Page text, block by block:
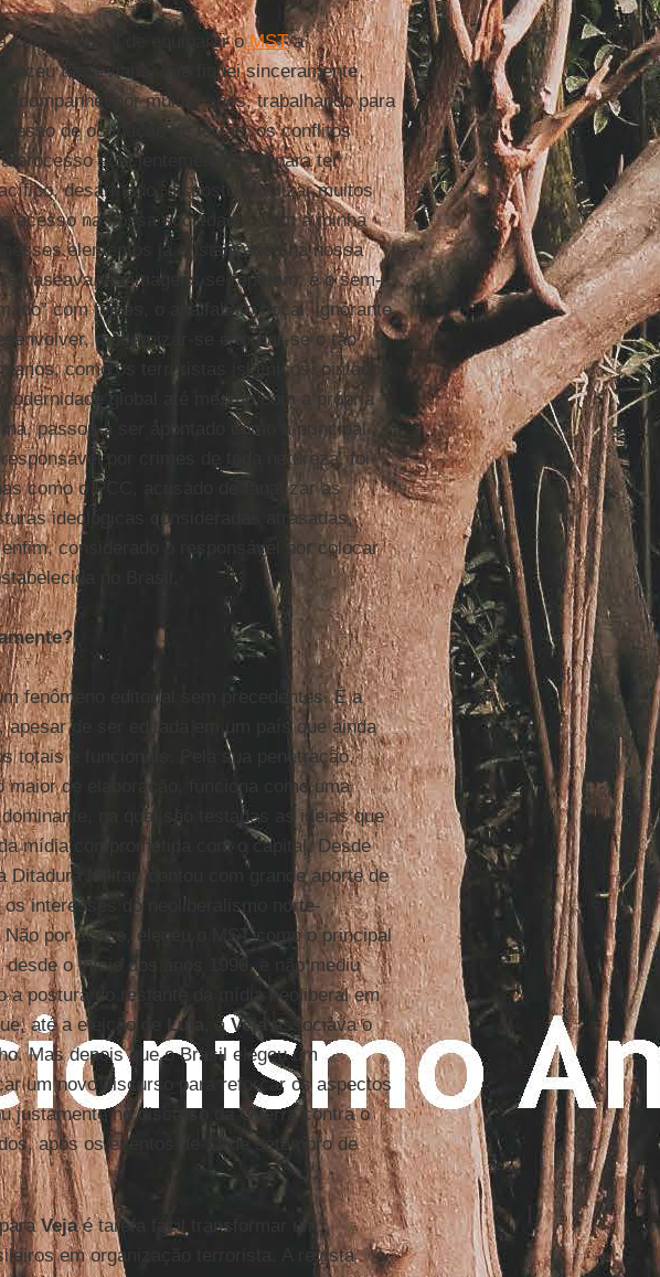
convencional de equiparar oMSTa
tão leviana, que fiquei sinceramente
por muitos anos, trabalhando para
de ocupação de terras, os conflitos
a processo suficientemente bem para ter
desarmado, disposto a utilizar muitos
acesso na nossa sociedade. Com a minha
elementos já cristalizados na nossa
baseava. As imagens se repetem: é o sem-
com foices, o analfabeto boçal, ignorante
modernizar-se e tornar-se o tão
como os terroristas islâmicos, pintados
global até mesmo com a própria
passou a ser apontado como a principal
por crimes de toda natureza, foi
como o PCC, acusado de fanatizar as
ideológicas consideradas atrasadas,
considerado o responsável por colocar
no Brasil.
fenômeno editorial sem precedentes. É a
de ser editada em um país que ainda
totais e funcionais. Pela sua penetração,
maior de elaboração, funciona como uma
na qual são testadas as ideias que
mídia comprometida com o capital. Desde
Ditadura Militar, contou com grande aporte de
interesses do neoliberalismo norte-
por acaso, elegeu o MST como o principal
o início dos anos 1990, e não mediu
a postura do restante da mídia neoliberal em
até a eleição de
Lula , aVeja associava o
Mas depois que o Brasil elegeu um
um novo discurso para reforçar os aspectos
justamente no discurso da Guerra contra o
após os eventos de 11 de setembro de
Vejaé tarefa fácil transformar um
em organização terrorista. A revista